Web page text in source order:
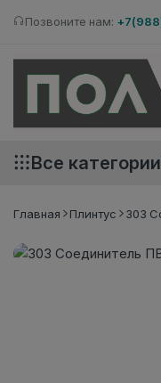
Позвоните нам:
Все категории
Главная Плинтус 303